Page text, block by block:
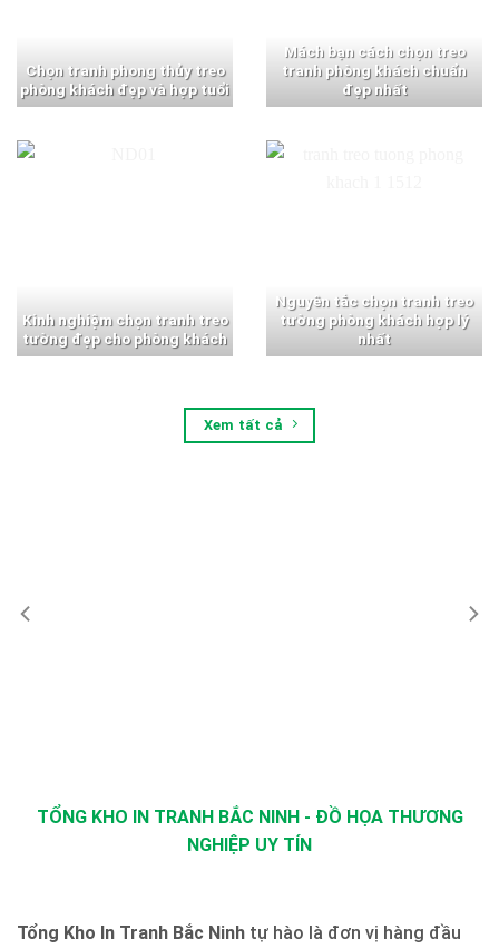
Chọn tranh phong thủy treo
phòng khách đẹp và hợp tuổi
Mách bạn cách chọn treo
tranh phòng khách chuẩn
đẹp nhất
Kinh nghiệm chọn tranh treo
tường đẹp cho phòng khách
Nguyên tắc chọn tranh treo
tường phòng khách hợp lý
nhất
Xem tất cả
TỔNG KHO IN TRANH BẮC NINH - ĐỒ HỌA THƯƠNG
NGHIỆP UY TÍN
Tổng Kho In Tranh Bắc Ninh tự hào là đơn vị hàng đầu